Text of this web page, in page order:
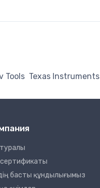
Tools Texas Instruments
туралы
сертификаты
басты құндылығымыз